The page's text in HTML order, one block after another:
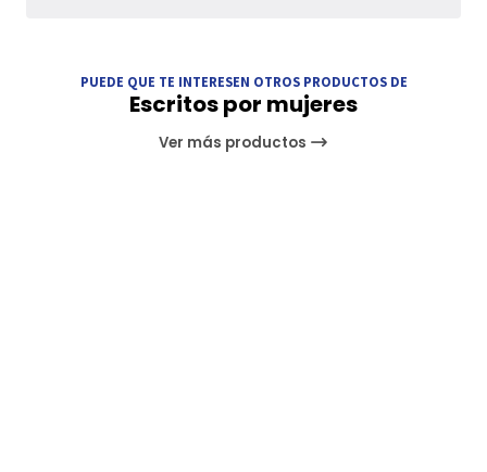
PUEDE QUE TE INTERESEN OTROS PRODUCTOS DE
Escritos por mujeres
Ver más productos